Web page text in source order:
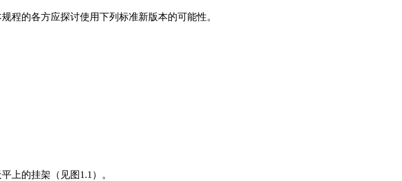
程的各方应探讨使用下列标准新版本的可能性。
上的挂架（见图1.1）。